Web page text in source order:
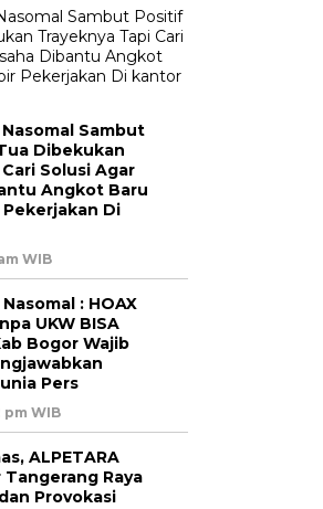
Sambut
Dibekukan
Solusi Agar
Angkot Baru
Di
WIB
: HOAX
UKW BISA
Bogor Wajib
Pers
pm WIB
ALPETARA
Raya
Provokasi